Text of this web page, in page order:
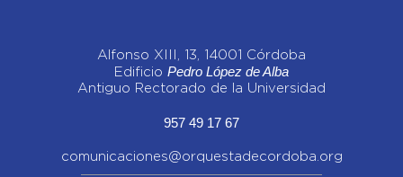
Alfonso XIII, 13, 14001 Córdoba
Edificio Pedro López de Alba
Antiguo Rectorado de la Universidad
957 49 17 67
comunicaciones@orquestadecordoba.org